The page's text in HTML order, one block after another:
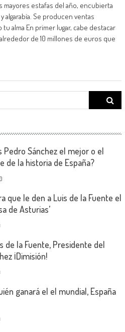
mayores estafas del año, encubierta
Se producen ventas
alma En primer lugar, cabe destacar
de 10 millones de euros que
Search
for:
Pedro Sánchez el mejor o el
de la historia de España?
0
que le den a Luis de la Fuente el
de Asturias’
de la Fuente, Presidente del
¡Dimisión!
ganará el el mundial, España